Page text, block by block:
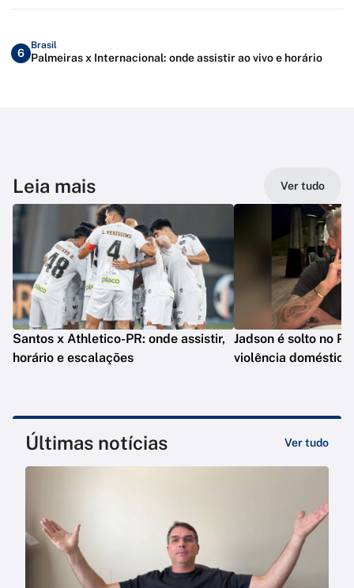
6
Brasil
Palmeiras x Internacional: onde assistir ao vivo e horário
Leia mais Ver tudo
Santos x Athletico-PR: onde assistir,
horário e escalações
Jadson é solto no
violência doméstica
Últimas notícias Ver tudo